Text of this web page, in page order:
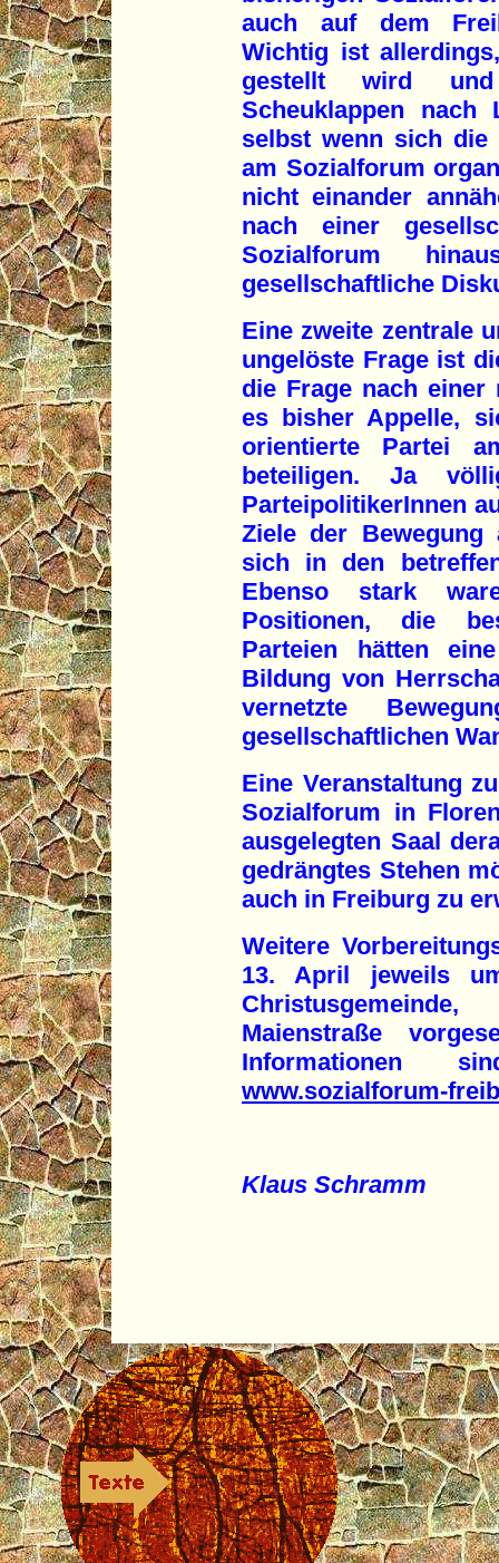
auch auf dem
Wichtig ist
gestellt wird
Scheuklappen nach
selbst wenn sich die
am Sozialforum
nicht einander
nach einer
Sozialforum
gesellschaftliche
Eine zweite zentrale
ungelöste Frage ist
die Frage nach einer
es bisher Appelle,
orientierte Partei
beteiligen. Ja
ParteipolitikerInnen
Ziele der Bewegung
sich in den
Ebenso stark
Positionen, die
Parteien hätten
Bildung von
vernetzte
gesellschaftlichen
Eine Veranstaltung
Sozialforum in
ausgelegten Saal
gedrängtes Stehen
auch in Freiburg zu
Weitere
13. April jeweils
Maienstraße
Informationen
www.sozialforum-
Klaus Schramm